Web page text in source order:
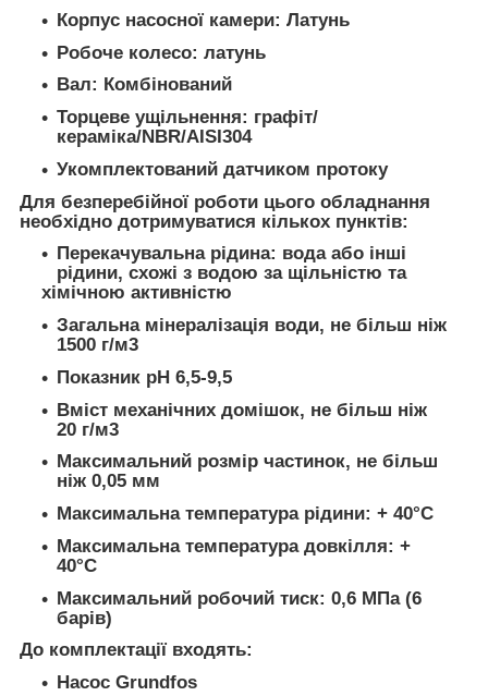
Корпус насосної камери: Латунь
Робоче колесо: латунь
Вал: Комбінований
Торцеве ущільнення: графіт/
кераміка/NBR/AISI304
Укомплектований датчиком протоку
Для безперебійної роботи цього обладнання
необхідно дотримуватися кількох пунктів:
Перекачувальна рідина: вода або інші
рідини, схожі з водою за щільністю та
хімічною активністю
Загальна мінералізація води, не більш ніж
1500 г/м3
Показник pH 6,5-9,5
Вміст механічних домішок, не більш ніж
20 г/м3
Максимальний розмір частинок, не більш
ніж 0,05 мм
Максимальна температура рідини: + 40°С
Максимальна температура довкілля: +
40°С
Максимальний робочий тиск: 0,6 МПа (6
барів)
До комплектації входять:
Насос Grundfos